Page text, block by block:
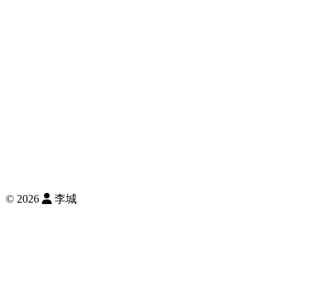
© 2026 李城